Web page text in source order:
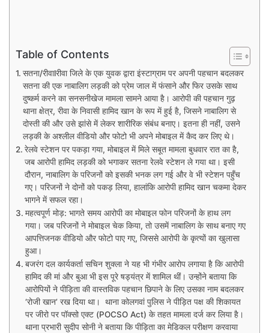
Table of Contents
सतना/रीवाlरीवा जिले के एक युवक द्वारा इंस्टाग्राम पर अपनी पहचान बदलकर
सतना की एक नाबालिग लड़की को प्रेम जाल में फंसाने और फिर उसके साथ
दुष्कर्म करने का सनसनीखेज मामला सामने आया है। आरोपी की पहचान गुढ़
थाना क्षेत्र, रीवा के निवासी हामिद खान के रूप में हुई है, जिसने नाबालिग से
दोस्ती की और उसे झांसे में लेकर शारीरिक संबंध बनाए। इतना ही नहीं, उसने
लड़की के अश्लील वीडियो और फोटो भी अपने मोबाइल में कैद कर लिए थे।
रेलवे स्टेशन पर पकड़ा गया, मोबाइल में मिले सबूत मामला बुधवार रात का है,
जब आरोपी हामिद लड़की को भगाकर सतना रेलवे स्टेशन ले गया था। इसी
दौरान, नाबालिग के परिजनों को इसकी भनक लग गई और वे भी स्टेशन पहुँच
गए। परिजनों ने दोनों को पकड़ लिया, हालांकि आरोपी हामिद खान चकमा देकर
भागने में सफल रहा।
महत्वपूर्ण मोड़: भागते समय आरोपी का मोबाइल फोन परिजनों के हाथ लग
गया। जब परिजनों ने मोबाइल चेक किया, तो उसमें नाबालिग के साथ बनाए गए
आपत्तिजनक वीडियो और फोटो पाए गए, जिससे आरोपी के कृत्यों का खुलासा
हुआ।
बजरंग दल कार्यकर्ता सचिन शुक्ला ने यह भी गंभीर आरोप लगाया है कि आरोपी
हामिद की मां और बुआ भी इस पूरे षड्यंत्र में शामिल थीं। उन्होंने बताया कि
आरोपियों ने पीड़िता की वास्तविक पहचान छिपाने के लिए उसका नाम बदलकर
‘रोजी खान’ रख दिया था। थाना कोलगवां पुलिस ने पीड़ित पक्ष की शिकायत
पर जीरो पर पॉक्सो एक्ट (POCSO Act) के तहत मामला दर्ज कर लिया है।
थाना प्रभारी सुदीप सोनी ने बताया कि पीड़िता का मेडिकल परीक्षण करवाया